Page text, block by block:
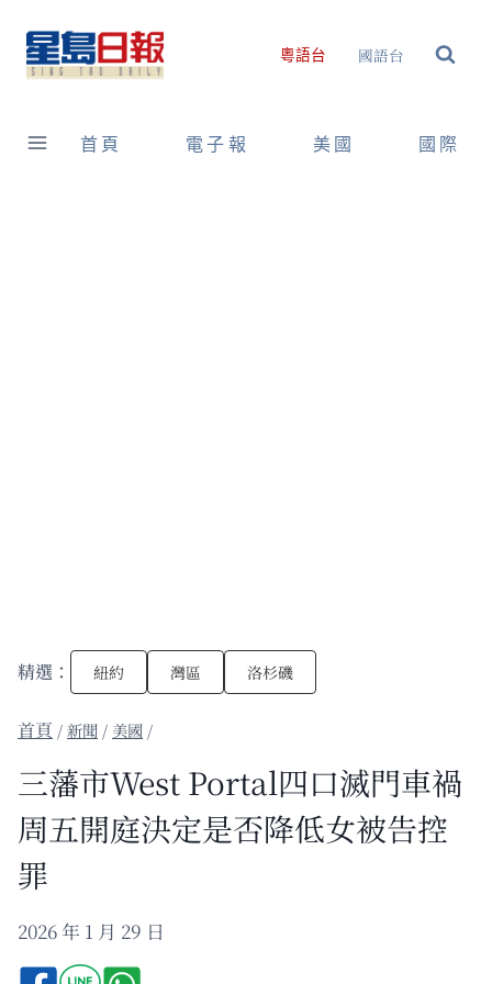
content
粵語台 國語台
首頁 電子報 美國 國際
精選： 紐約 灣區 洛杉磯
/新聞 / 美國 /
三藩市West Portal四口滅門車禍
周五開庭決定是否降低女被告控
罪
2026 年 1 月 29 日